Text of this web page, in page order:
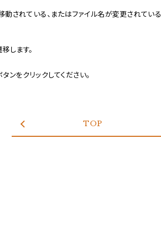
動されている、またはファイル名が変更されている
します。
をクリックしてください。
TOP